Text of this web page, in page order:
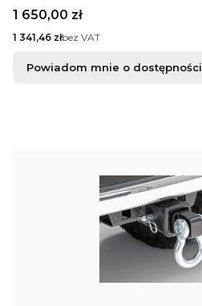
Cena
1 650,00 zł
Cena
1 341,46 złbez VAT
Powiadom mnie o dostępności